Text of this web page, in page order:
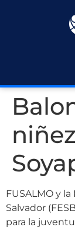
FUSALMO y
Salvador
para la